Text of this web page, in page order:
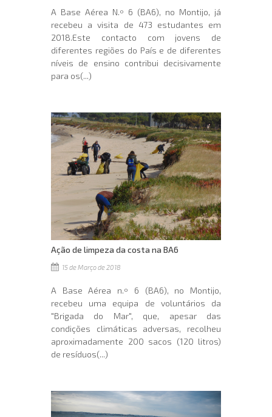
A Base Aérea N.º 6 (BA6), no Montijo, já
recebeu a visita de 473 estudantes em
2018.Este contacto com jovens de
diferentes regiões do País e de diferentes
níveis de ensino contribui decisivamente
para os(...)
Ação de limpeza da costa na BA6
15 de Março de 2018
A Base Aérea n.º 6 (BA6), no Montijo,
recebeu uma equipa de voluntários da
"Brigada do Mar", que, apesar das
condições climáticas adversas, recolheu
aproximadamente 200 sacos (120 litros)
de resíduos(...)